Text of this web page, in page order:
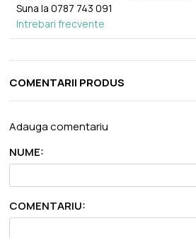
Suna la0787 743 091
Intrebari frecvente
COMENTARII PRODUS
Adauga comentariu
NUME:
COMENTARIU: